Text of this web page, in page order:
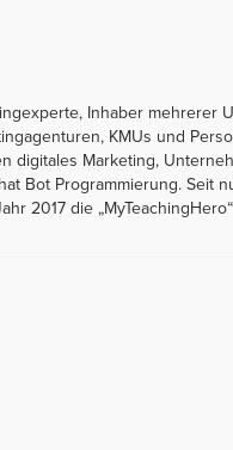
Inhaber mehrerer
KMUs und
digitales Marketing,
Bot Programmierung. Seit
2017 die